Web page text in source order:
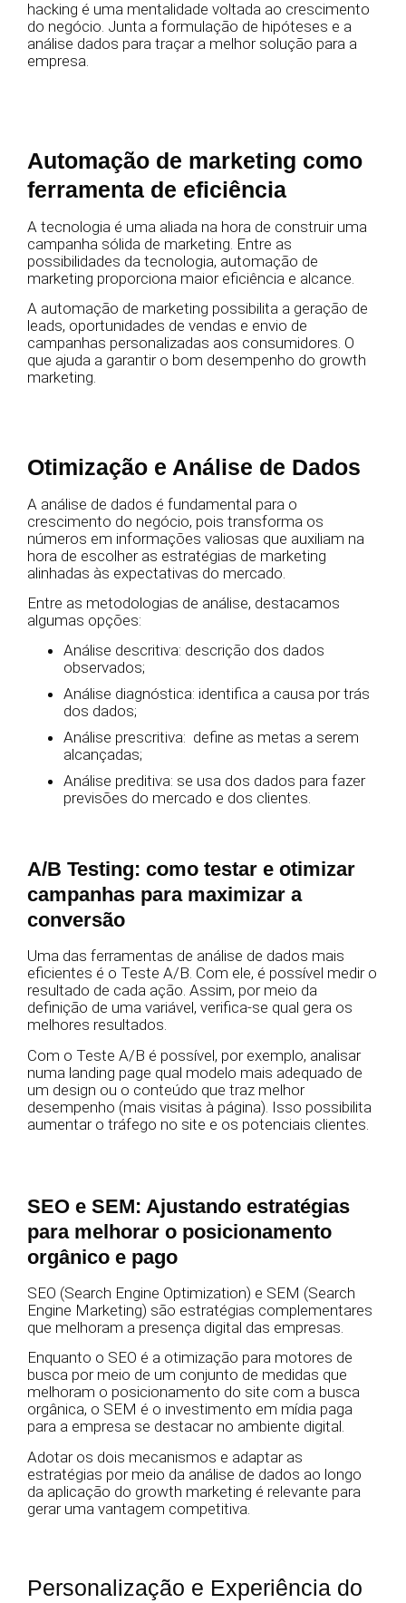
hacking é uma mentalidade voltada ao crescimento
do negócio. Junta a formulação de hipóteses e a
análise dados para traçar a melhor solução para a
empresa.
Automação de marketing como
ferramenta de eficiência
A tecnologia é uma aliada na hora de construir uma
campanha sólida de marketing. Entre as
possibilidades da tecnologia, automação de
marketing proporciona maior eficiência e alcance.
A automação de marketing possibilita a geração de
leads, oportunidades de vendas e envio de
campanhas personalizadas aos consumidores. O
que ajuda a garantir o bom desempenho do growth
marketing.
Otimização e Análise de Dados
A análise de dados é fundamental para o
crescimento do negócio, pois transforma os
números em informações valiosas que auxiliam na
hora de escolher as estratégias de marketing
alinhadas às expectativas do mercado.
Entre as metodologias de análise, destacamos
algumas opções:
Análise descritiva: descrição dos dados
observados;
Análise diagnóstica: identifica a causa por trás
dos dados;
Análise prescritiva: define as metas a serem
alcançadas;
Análise preditiva: se usa dos dados para fazer
previsões do mercado e dos clientes.
A/B Testing: como testar e otimizar
campanhas para maximizar a
conversão
Uma das ferramentas de análise de dados mais
eficientes é o Teste A/B. Com ele, é possível medir o
resultado de cada ação. Assim, por meio da
definição de uma variável, verifica-se qual gera os
melhores resultados.
Com o Teste A/B é possível, por exemplo, analisar
numa landing page qual modelo mais adequado de
um design ou o conteúdo que traz melhor
desempenho (mais visitas à página). Isso possibilita
aumentar o tráfego no site e os potenciais clientes.
SEO e SEM: Ajustando estratégias
para melhorar o posicionamento
orgânico e pago
SEO (Search Engine Optimization) e SEM (Search
Engine Marketing) são estratégias complementares
que melhoram a presença digital das empresas.
Enquanto o SEO é a otimização para motores de
busca por meio de um conjunto de medidas que
melhoram o posicionamento do site com a busca
orgânica, o SEM é o investimento em mídia paga
para a empresa se destacar no ambiente digital.
Adotar os dois mecanismos e adaptar as
estratégias por meio da análise de dados ao longo
da aplicação do growth marketing é relevante para
gerar uma vantagem competitiva.
Personalização e Experiência do